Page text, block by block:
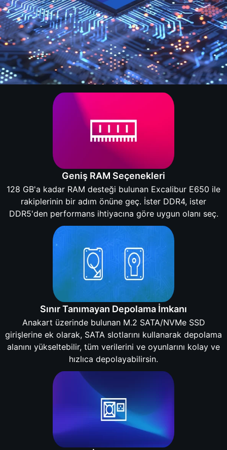
Geniş RAM Seçenekleri
128 GB'a kadar RAM desteği bulunan Excalibur E650 ile
rakiplerinin bir adım önüne geç. İster DDR4, ister
DDR5'den performans ihtiyacına göre uygun olanı seç.
Sınır Tanımayan Depolama İmkanı
Anakart üzerinde bulunan M.2 SATA/NVMe SSD
girişlerine ek olarak, SATA slotlarını kullanarak depolama
alanını yükseltebilir, tüm verilerini ve oyunlarını kolay ve
hızlıca depolayabilirsin.